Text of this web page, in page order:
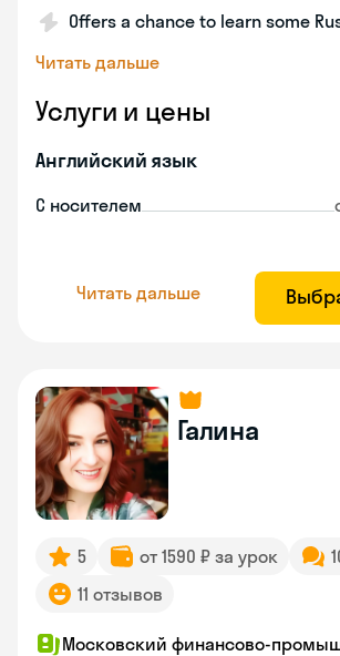
Offers a chance to learn some
Читать дальше
Услуги и цены
Английский язык
С носителем
Читать дальше
Галина
5 от 1590 ₽ за урок
11 отзывов
Московский финансово-